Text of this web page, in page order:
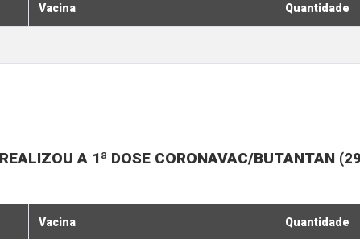
Vacina Quantidade
A 1ª DOSE CORONAVAC/BUTANTAN
Vacina Quantidade